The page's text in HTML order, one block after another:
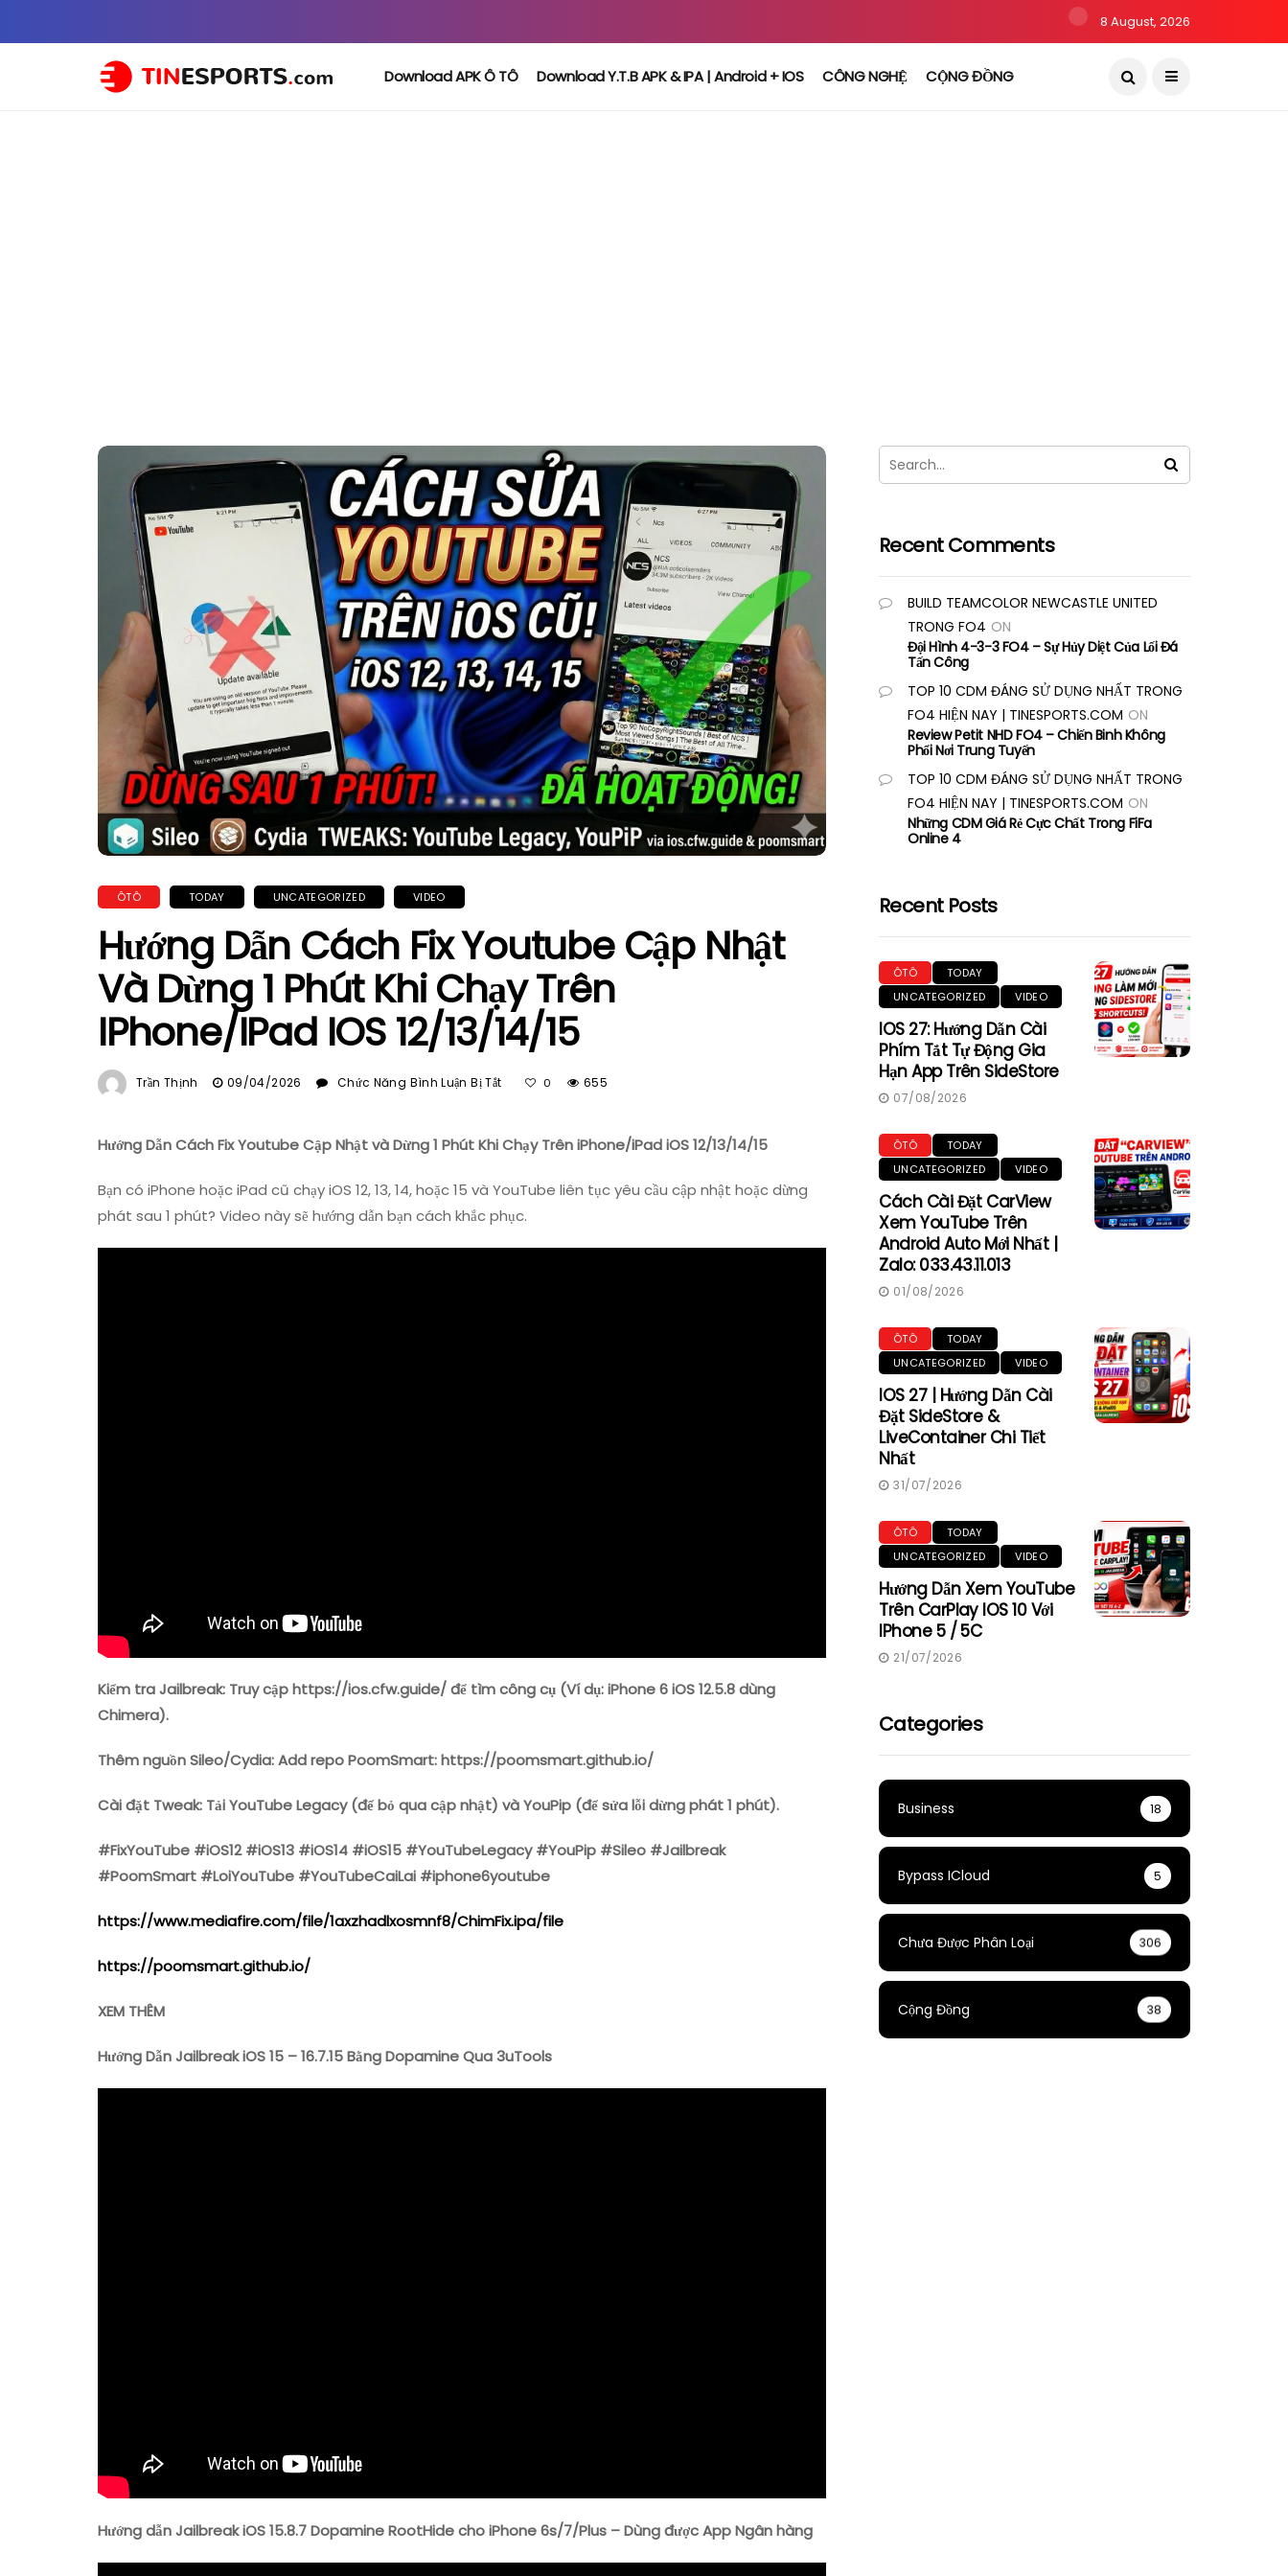
8 August, 2026
Download APK Ô TÔ Download Y.T.B APK & IPA | Android + IOS CÔNG NGHỆ CỘNG ĐỒNG
ÔTÔ TODAY UNCATEGORIZED VIDEO
Hướng Dẫn Cách Fix Youtube Cập Nhật
Và Dừng 1 Phút Khi Chạy Trên
IPhone/iPad IOS 12/13/14/15
Trần Thịnh 09/04/2026 Chức Năng Bình Luận Bị Tắt
Cách
Youtube
Nhật
Và
0 655
Hướng Dẫn Cách Fix Youtube Cập Nhật và Dừng 1 Phút Khi Chạy Trên iPhone/iPad iOS 12/13/14/15
Bạn có iPhone hoặc iPad cũ chạy iOS 12, 13, 14, hoặc 15 và YouTube liên tục yêu cầu cập nhật hoặc dừng
phát sau 1 phút? Video này sẽ hướng dẫn bạn cách khắc phục.
Kiểm tra Jailbreak: Truy cập https://ios.cfw.guide/ để tìm công cụ (Ví dụ: iPhone 6 iOS 12.5.8 dùng
Chimera).
Thêm nguồn Sileo/Cydia: Add repo PoomSmart: https://poomsmart.github.io/
Cài đặt Tweak: Tải YouTube Legacy (để bỏ qua cập nhật) và YouPip (để sửa lỗi dừng phát 1 phút).
#FixYouTube #iOS12 #iOS13 #iOS14 #iOS15 #YouTubeLegacy #YouPip #Sileo #Jailbreak
#PoomSmart #LoiYouTube #YouTubeCaiLai #iphone6youtube
https://www.mediafire.com/file/1axzhadlxosmnf8/ChimFix.ipa/file
https://poomsmart.github.io/
XEM THÊM
Hướng Dẫn Jailbreak iOS 15 – 16.7.15 Bằng Dopamine Qua 3uTools
Hướng dẫn Jailbreak iOS 15.8.7 Dopamine RootHide cho iPhone 6s/7/Plus – Dùng được App Ngân hàng
Recent Comments
BUILD TEAMCOLOR NEWCASTLE UNITED
TRONG FO4 ON
Đội Hình 4-3-3 FO4 – Sự Hủy Diệt Của Lối Đá
Tấn Công
TOP 10 CDM ĐÁNG SỬ DỤNG NHẤT TRONG
FO4 HIỆN NAY | TINESPORTS.COM ON
Review Petit NHD FO4 – Chiến Binh Không
Phổi Nơi Trung Tuyến
TOP 10 CDM ĐÁNG SỬ DỤNG NHẤT TRONG
FO4 HIỆN NAY | TINESPORTS.COM ON
Những CDM Giá Rẻ Cực Chất Trong FiFa
Online 4
Recent Posts
ÔTÔ
TODAY
UNCATEGORIZED
VIDEO
IOS 27: Hướng Dẫn Cài
Phím Tắt Tự Động Gia
Hạn App Trên SideStore
07/08/2026
ÔTÔ
TODAY
UNCATEGORIZED
VIDEO
Cách Cài Đặt CarView
Xem YouTube Trên
Android Auto Mới Nhất |
Zalo: 033.43.11.013
01/08/2026
ÔTÔ
TODAY
UNCATEGORIZED
VIDEO
IOS 27 | Hướng Dẫn Cài
Đặt SideStore &
LiveContainer Chi Tiết
Nhất
31/07/2026
ÔTÔ
TODAY
UNCATEGORIZED
VIDEO
Hướng Dẫn Xem YouTube
Trên CarPlay IOS 10 Với
IPhone 5 / 5C
21/07/2026
Categories
Business 18
Bypass ICloud 5
Chưa Được Phân Loại 306
Cộng Đồng 38